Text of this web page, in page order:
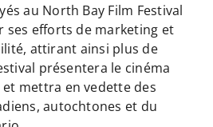
au North Bay Film Festival
ses efforts de marketing et
attirant ainsi plus de
présentera le cinéma
mettra en vedette des
autochtones et du